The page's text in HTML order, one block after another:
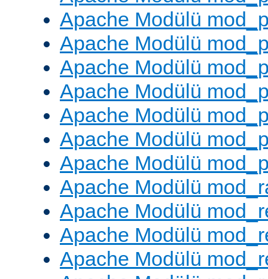
Apache Modülü
Apache Modülü
Apache Modülü
Apache Modülü
Apache Modülü
Apache Modülü
Apache Modülü
Apache Modülü
Apache Modülü
Apache Modülü
Apache Modülü